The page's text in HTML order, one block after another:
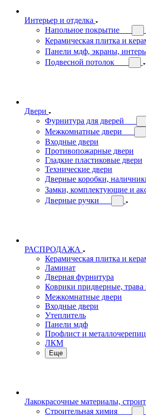
Интерьер и отделка
Напольное покрытие
Керамическая плитка и
Панели мдф, экраны,
Подвесной потолок
Двери
Фурнитура для дверей
Межкомнатные двери
Входные двери
Противопожарные двери
Гладкие пластиковые двери
Технические двери
Дверные коробки,
Замки, комплектующие и
Дверные ручки
РАСПРОДАЖА
Керамическая плитка и
Ламинат
Дверная фурнитура
Коврики придверные, трава
Межкомнатные двери
Входные двери
Утеплитель
Панели мдф
Профлист и
ЛКМ
Еще
Лакокрасочные материалы,
Строительная химия